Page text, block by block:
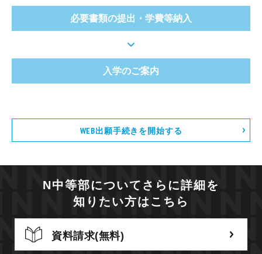
必要書類の提出・学費等納入
入学のご案内
WEB出願手続きを開始する
N中等部についてさらに詳細を
知りたい方はこちら
資料請求(無料)